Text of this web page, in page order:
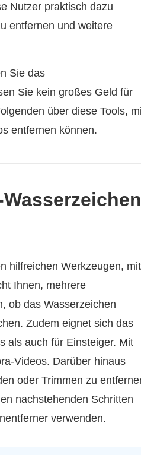
Nutzer praktisch dazu
entfernen und weitere
Sie das
Sie kein großes Geld für
über diese Tools,
entfernen können.
hilfreichen Werkzeugen, mit
Ihnen, mehrere
ob das Wasserzeichen
Zudem eignet sich das
als auch für Einsteiger. Mit
Darüber hinaus
oder Trimmen zu
nachstehenden Schritten
verwenden.